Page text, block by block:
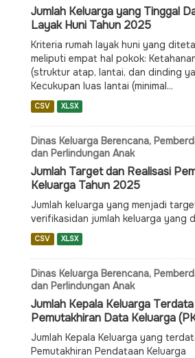
Jumlah Keluarga yang Tinggal
Layak Huni Tahun 2025
Kriteria rumah layak huni yang
meliputi empat hal pokok:
(struktur atap, lantai, dan dinding
Kecukupan luas lantai (minimal...
CSV XLSX
Dinas Keluarga Berencana,
dan Perlindungan Anak
Jumlah Target dan Realisasi
Keluarga Tahun 2025
Jumlah keluarga yang menjadi
verifikasidan jumlah keluarga yang
CSV XLSX
Dinas Keluarga Berencana,
dan Perlindungan Anak
Jumlah Kepala Keluarga
Pemutakhiran Data Keluarga
Jumlah Kepala Keluarga yang
Pemutakhiran Pendataan Keluarga